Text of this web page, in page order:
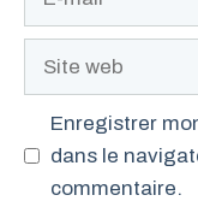
Site
Enregistrer
dans le
commentaire.